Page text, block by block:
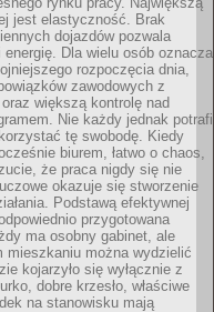
jest elastyczność. Brak
dojazdów pozwala
Dla wielu osób oznacza
rozpoczęcia dnia,
zawodowych z
większą kontrolę nad
Nie każdy jednak potrafi
tę swobodę. Kiedy
biurem, łatwo o chaos,
że praca nigdy się nie
okazuje się stworzenie
Podstawą efektywnej
przygotowana
ma osobny gabinet, ale
mieszkaniu można wydzielić
kojarzyło się wyłącznie z
dobre krzesło, właściwe
na stanowisku mają